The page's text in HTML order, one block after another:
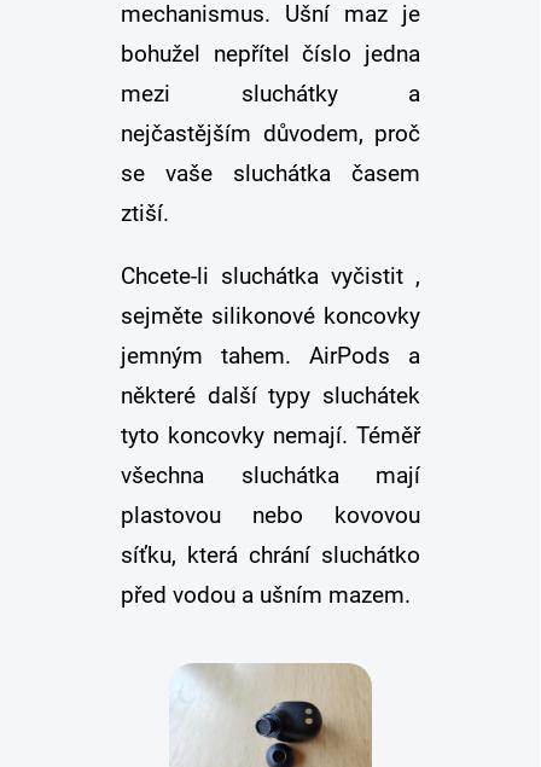
mechanismus. Ušní maz je
bohužel nepřítel číslo jedna
mezi sluchátky a
nejčastějším důvodem, proč
se vaše sluchátka časem
ztiší.
Chcete-li sluchátka vyčistit ,
sejměte silikonové koncovky
jemným tahem. AirPods a
některé další typy sluchátek
tyto koncovky nemají. Téměř
všechna sluchátka mají
plastovou nebo kovovou
síťku, která chrání sluchátko
před vodou a ušním mazem.